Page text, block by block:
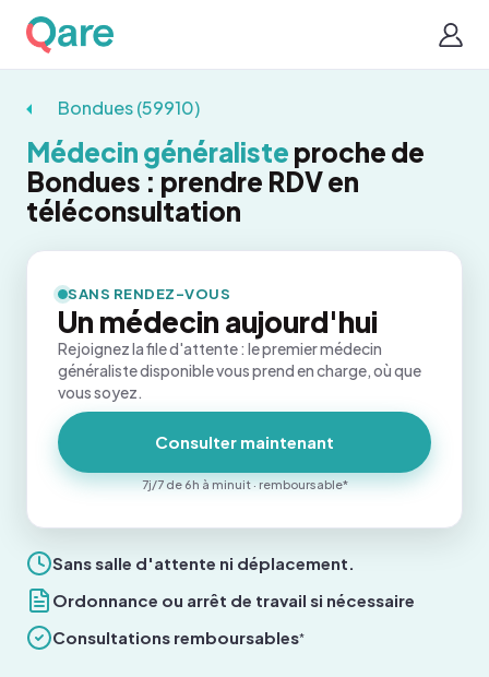
Bondues (59910)
Médecin généraliste proche de
Bondues : prendre RDV en
téléconsultation
Sans salle d'attente ni déplacement.
Ordonnance ou arrêt de travail si nécessaire
Consultations remboursables*
SANS RENDEZ-VOUS
Un médecin aujourd'hui
Rejoignez la file d'attente : le premier médecin
généraliste disponible vous prend en charge, où que
vous soyez.
Consulter maintenant
7j/7 de 6h à minuit · remboursable*